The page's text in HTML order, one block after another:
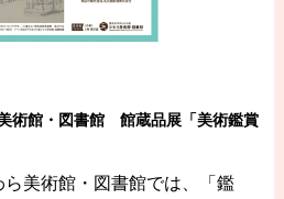
術館・図書館 館蔵品展「美術鑑賞
美術館・図書館では、「鑑